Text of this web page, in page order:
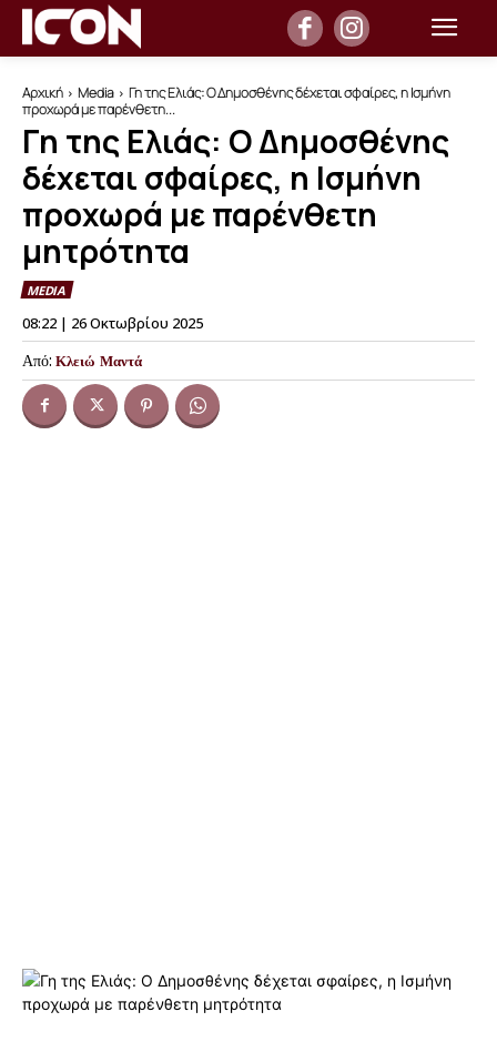
Αρχική Media
Γη της Ελιάς: Ο Δημοσθένης δέχεται σφαίρες, η Ισμήνη
προχωρά με παρένθετη...
Γη της Ελιάς: Ο Δημοσθένης
δέχεται σφαίρες, η Ισμήνη
προχωρά με παρένθετη
μητρότητα
MEDIA
08:22 | 26 Οκτωβρίου 2025
Από: Κλειώ Μαντά